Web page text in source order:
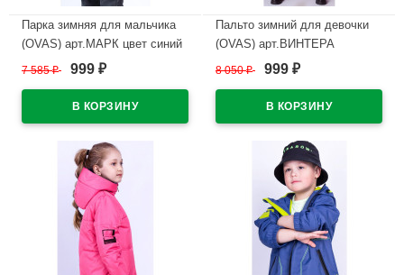
Парка зимняя для мальчика
(OVAS) арт.МАРК цвет синий
В наличии
7 585₽ 999 ₽
Пальто зимний для девочки
(OVAS) арт.ВИНТЕРА
размерный ряд 32/122-36/140
8 050₽ 999 ₽